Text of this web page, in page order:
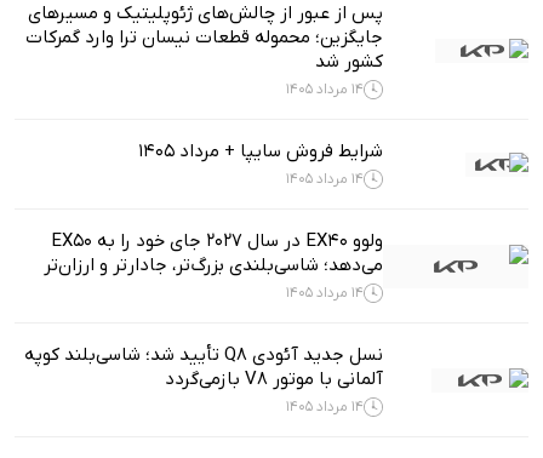
پس از عبور از چالش‌های ژئوپلیتیک و مسیرهای
جایگزین؛ محموله قطعات نیسان ترا وارد گمرکات
کشور شد
14 مرداد 1405
شرایط فروش سایپا + مرداد 1405
14 مرداد 1405
ولوو EX40 در سال ۲۰۲۷ جای خود را به EX50
می‌دهد؛ شاسی‌بلندی بزرگ‌تر، جادارتر و ارزان‌تر
14 مرداد 1405
نسل جدید آئودی Q8 تأیید شد؛ شاسی‌بلند کوپه
آلمانی با موتور V8 بازمی‌گردد
14 مرداد 1405